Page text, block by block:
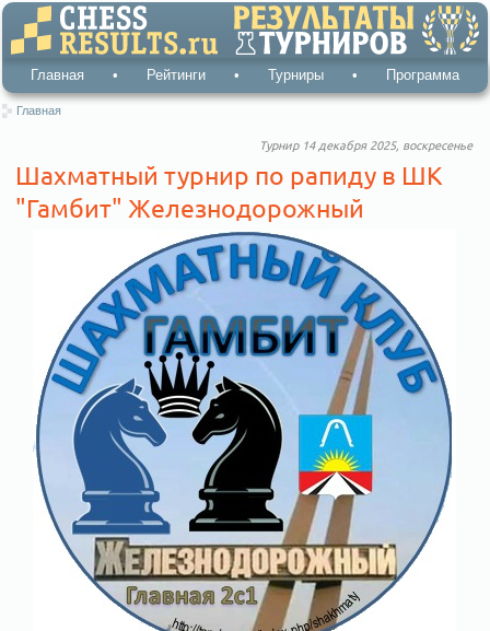
Главная • Рейтинги • Турниры • Программа
Главная
Турнир 14 декабря 2025, воскресенье
Шахматный турнир по рапиду в ШК
"Гамбит" Железнодорожный